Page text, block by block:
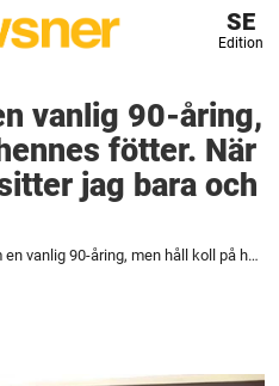
SE
Edition
vanlig 90-åring,
fötter. När
jag bara och
Hon ser ut som en vanlig 90-åring, men håll koll på hennes fötter. När musiken startar sitter jag bara och gapar.